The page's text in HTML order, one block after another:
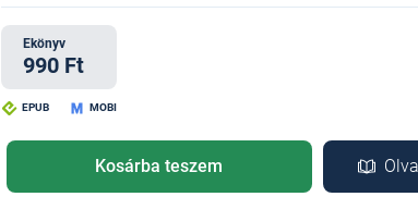
Ekönyv
990 Ft
EPUB MOBI
Kosárba teszem